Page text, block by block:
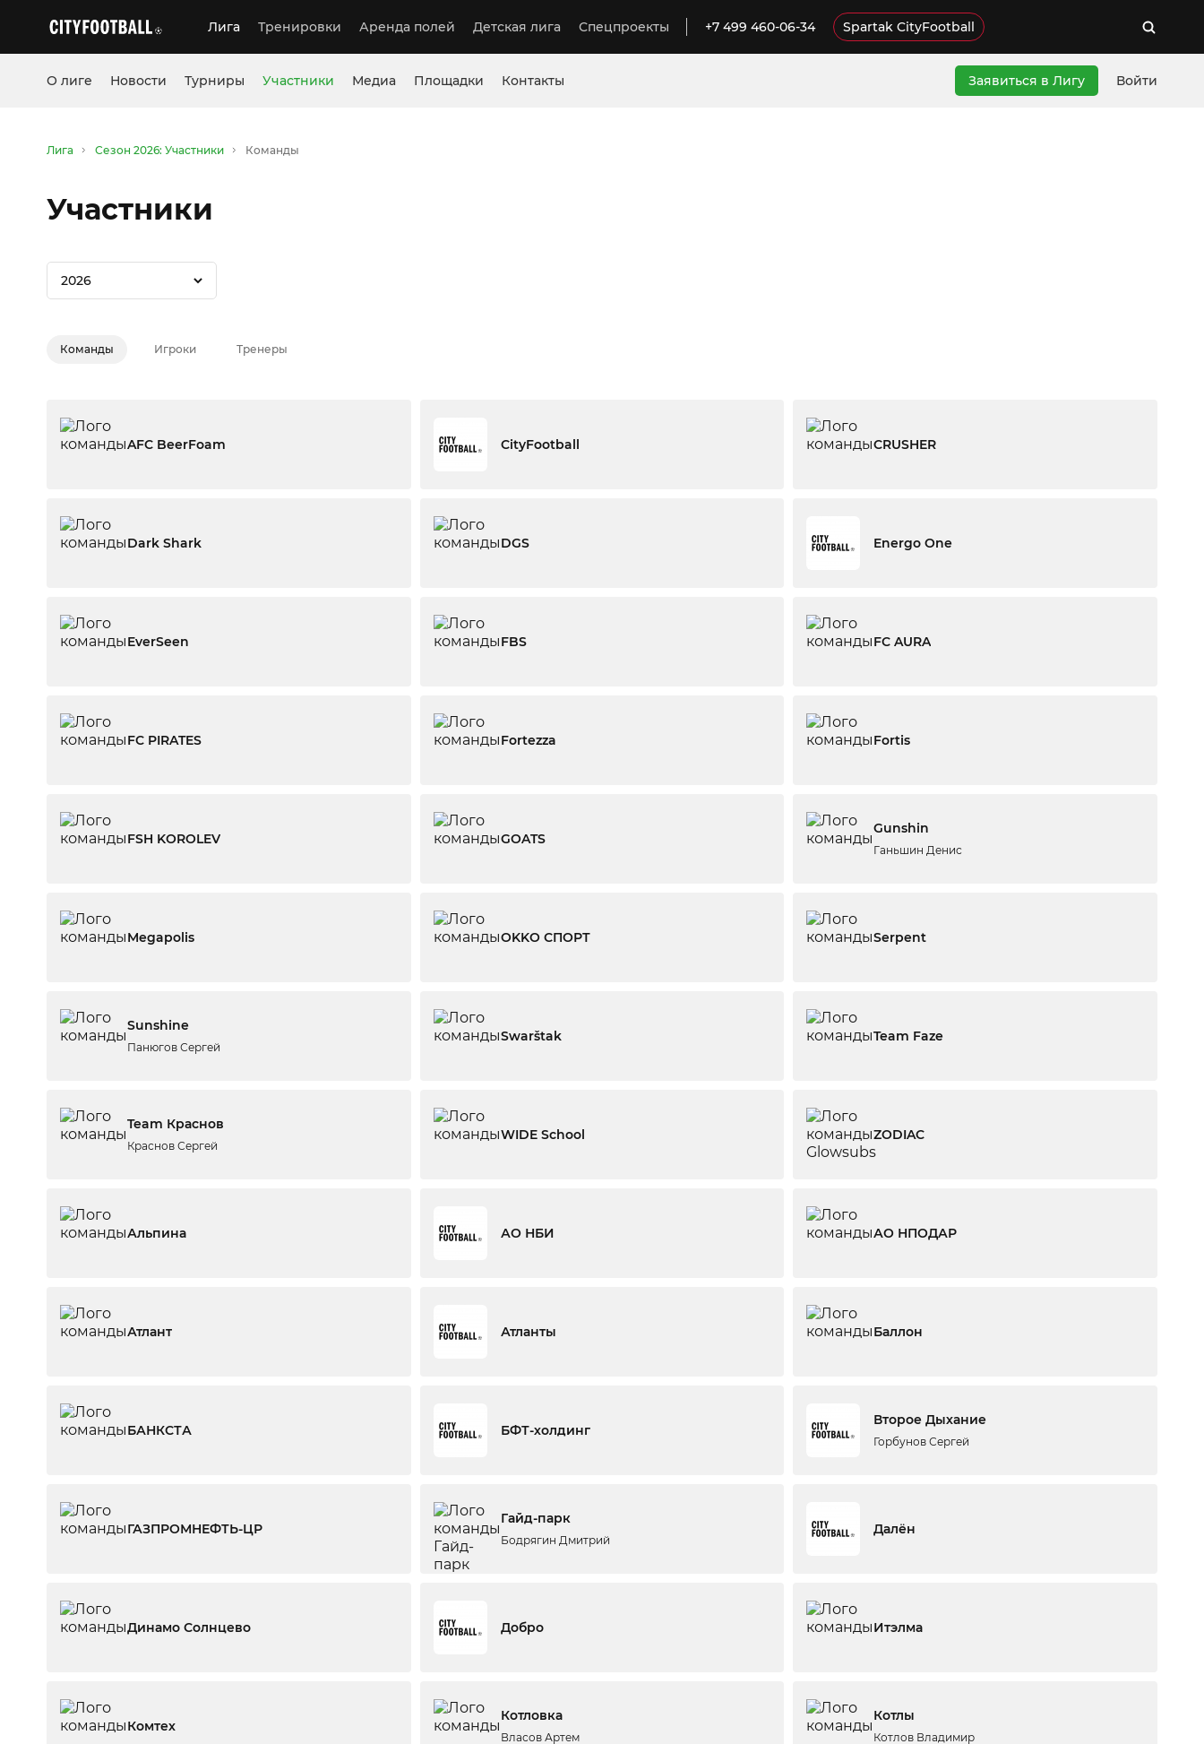
Лига Тренировки Аренда полей Детская лига Спецпроекты +7 499 460-06-34 Spartak CityFootball
О лиге Новости Турниры Участники Медиа Площадки Контакты Заявиться в Лигу Войти
Лига Сезон 2026: Участники Команды
Участники
2026
Команды Игроки Тренеры
AFC BeerFoam CityFootball CRUSHER
Dark Shark DGS Energo One
EverSeen FBS FC AURA
FC PIRATES Fortezza Fortis
FSH KOROLEV GOATS
Gunshin
Ганьшин Денис
Megapolis OKKO СПОРТ Serpent
Sunshine
Панюгов Сергей
Swarštak Team Faze
Team Краснов
Краснов Сергей
WIDE School ZODIAC
Альпина АО НБИ АО НПОДАР
Атлант Атланты Баллон
БАНКСТА БФТ-холдинг
Второе Дыхание
Горбунов Сергей
ГАЗПРОМНЕФТЬ-ЦР
Гайд-парк
Бодрягин Дмитрий
Далён
Динамо Солнцево Добро Итэлма
Комтех
Котловка
Власов Артем
Котлы
Котлов Владимир